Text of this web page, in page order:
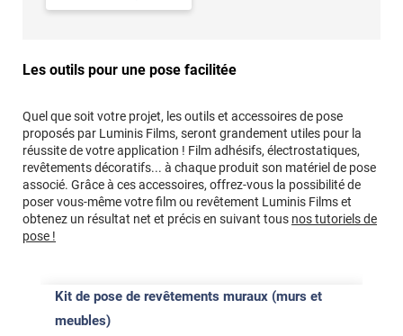
Les outils pour une pose facilitée
Quel que soit votre projet, les outils et accessoires de pose
proposés par Luminis Films, seront grandement utiles pour la
réussite de votre application ! Film adhésifs, électrostatiques,
revêtements décoratifs... à chaque produit son matériel de pose
associé. Grâce à ces accessoires, offrez-vous la possibilité de
poser vous-même votre film ou revêtement Luminis Films et
obtenez un résultat net et précis en suivant tous nos tutoriels de
pose !
Kit de pose de revêtements muraux (murs et
meubles)